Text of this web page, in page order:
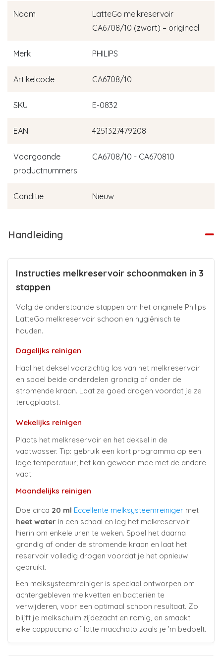
Naam
LatteGo melkreservoir
CA6708/10 (zwart) – origineel
Merk PHILIPS
Artikelcode CA6708/10
SKU E-0832
EAN 4251327479208
Voorgaande
productnummers
CA6708/10 - CA670810
Conditie Nieuw
Handleiding
Instructies melkreservoir schoonmaken in 3
stappen
Volg de onderstaande stappen om het originele Philips
LatteGo melkreservoir schoon en hygiënisch te
houden.
Dagelijks reinigen
Haal het deksel voorzichtig los van het melkreservoir
en spoel beide onderdelen grondig af onder de
stromende kraan. Laat ze goed drogen voordat je ze
terugplaatst.
Wekelijks reinigen
Plaats het melkreservoir en het deksel in de
vaatwasser. Tip: gebruik een kort programma op een
lage temperatuur; het kan gewoon mee met de andere
vaat.
Maandelijks reinigen
Doe circa 20 ml Eccellente melksysteemreiniger met
heet water in een schaal en leg het melkreservoir
hierin om enkele uren te weken. Spoel het daarna
grondig af onder de stromende kraan en laat het
reservoir volledig drogen voordat je het opnieuw
gebruikt.
Een melksysteemreiniger is speciaal ontworpen om
achtergebleven melkvetten en bacteriën te
verwijderen, voor een optimaal schoon resultaat. Zo
blijft je melkschuim zijdezacht en romig, en smaakt
elke cappuccino of latte macchiato zoals je ’m bedoelt.